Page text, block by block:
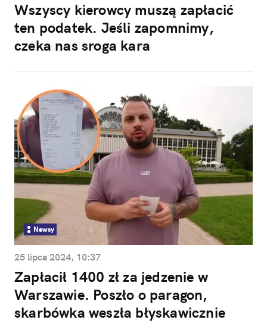
Wszyscy kierowcy muszą zapłacić
ten podatek. Jeśli zapomnimy,
czeka nas sroga kara
Newsy
25 lipca 2024, 10:37
Zapłacił 1400 zł za jedzenie w
Warszawie. Poszło o paragon,
skarbówka weszła błyskawicznie